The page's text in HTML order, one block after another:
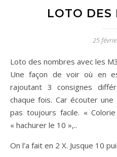
LOTO DES
25
Loto des nombres avec les
Une façon de voir où en
rajoutant 3 consignes
chaque fois. Car écouter
pas toujours facile. «
« hachurer le 10 »,..
On l’a fait en 2 X. Jusque 10